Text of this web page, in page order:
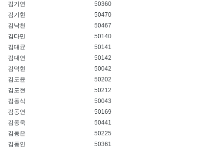
김기연
50360
김기현
50470
김낙천
50467
김다민
50140
김대균
50141
김대연
50142
김덕현
50042
김도윤
50202
김도현
50212
김동식
50043
김동연
50169
김동욱
50441
김동은
50225
김동인
50361